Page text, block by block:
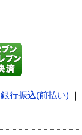
銀行振込(前払い)